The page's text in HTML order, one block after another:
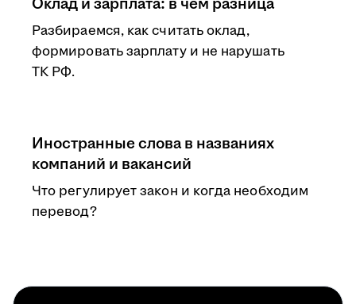
Разбираемся, как считать оклад,
формировать зарплату и не нарушать
ТК РФ.
Иностранные слова в названиях
компаний и вакансий
Что регулирует закон и когда необходим
перевод?